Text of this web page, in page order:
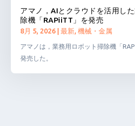
アマノ，AIとクラウドを活用し
除機「RAPiiTT」を発売
8月 5, 2026 |最新,機械・金属
アマノは，業務用ロボット掃除機「
発売した。